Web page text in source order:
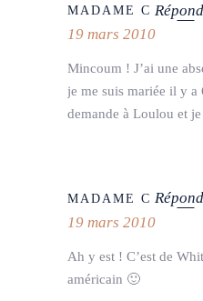
MADAME C
19 mars 2010
Mincoum ! J’ai une
je me suis mariée il y
demande à Loulou et
MADAME C
19 mars 2010
Ah y est ! C’est de
américain 🙂